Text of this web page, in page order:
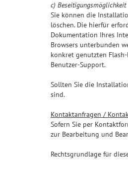
c) Beseitigungsmöglichkeit
Sie können die
löschen. Die hierfür
Dokumentation Ihres
Browsers unterbunden
konkret genutzten
Benutzer-Support.
Sollten Sie die
sind.
Kontaktanfragen /
Sofern Sie per
zur Bearbeitung und
Rechtsgrundlage für